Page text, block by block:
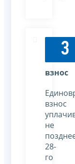
3
взнос
взнос
не
28-
го